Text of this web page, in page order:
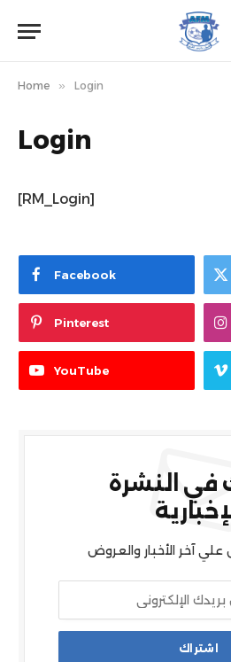
Home » Login
Login
[RM_Login]
Facebook
Pinterest
YouTube
في النشرة
الإخبارية
آخر الأخبار والعروض